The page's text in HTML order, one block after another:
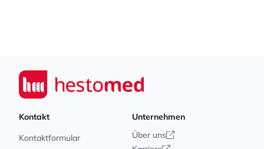
Seiwert GmbH
Kontakt
Kontaktformular
Unternehmen
Über uns